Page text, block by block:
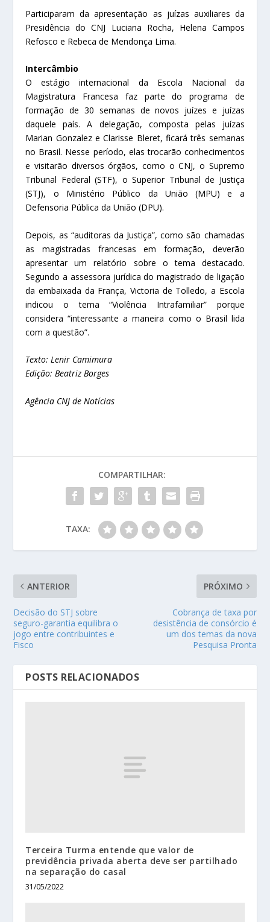
Participaram da apresentação as juízas auxiliares da
Presidência do CNJ Luciana Rocha, Helena Campos
Refosco e Rebeca de Mendonça Lima.
Intercâmbio
O estágio internacional da Escola Nacional da
Magistratura Francesa faz parte do programa de
formação de 30 semanas de novos juízes e juízas
daquele país. A delegação, composta pelas juízas
Marian Gonzalez e Clarisse Bleret, ficará três semanas
no Brasil. Nesse período, elas trocarão conhecimentos
e visitarão diversos órgãos, como o CNJ, o Supremo
Tribunal Federal (STF), o Superior Tribunal de Justiça
(STJ), o Ministério Público da União (MPU) e a
Defensoria Pública da União (DPU).
Depois, as “auditoras da Justiça”, como são chamadas
as magistradas francesas em formação, deverão
apresentar um relatório sobre o tema destacado.
Segundo a assessora jurídica do magistrado de ligação
da embaixada da França, Victoria de Tolledo, a Escola
indicou o tema “Violência Intrafamiliar” porque
considera “interessante a maneira como o Brasil lida
com a questão”.
Texto: Lenir Camimura
Edição: Beatriz Borges
Agência CNJ de Notícias
COMPARTILHAR:
TAXA:
ANTERIOR
Decisão do STJ sobre
seguro-garantia equilibra o
jogo entre contribuintes e
Fisco
PRÓXIMO
Cobrança de taxa por
desistência de consórcio é
um dos temas da nova
Pesquisa Pronta
POSTS RELACIONADOS
Terceira Turma entende que valor de
previdência privada aberta deve ser partilhado
na separação do casal
31/05/2022